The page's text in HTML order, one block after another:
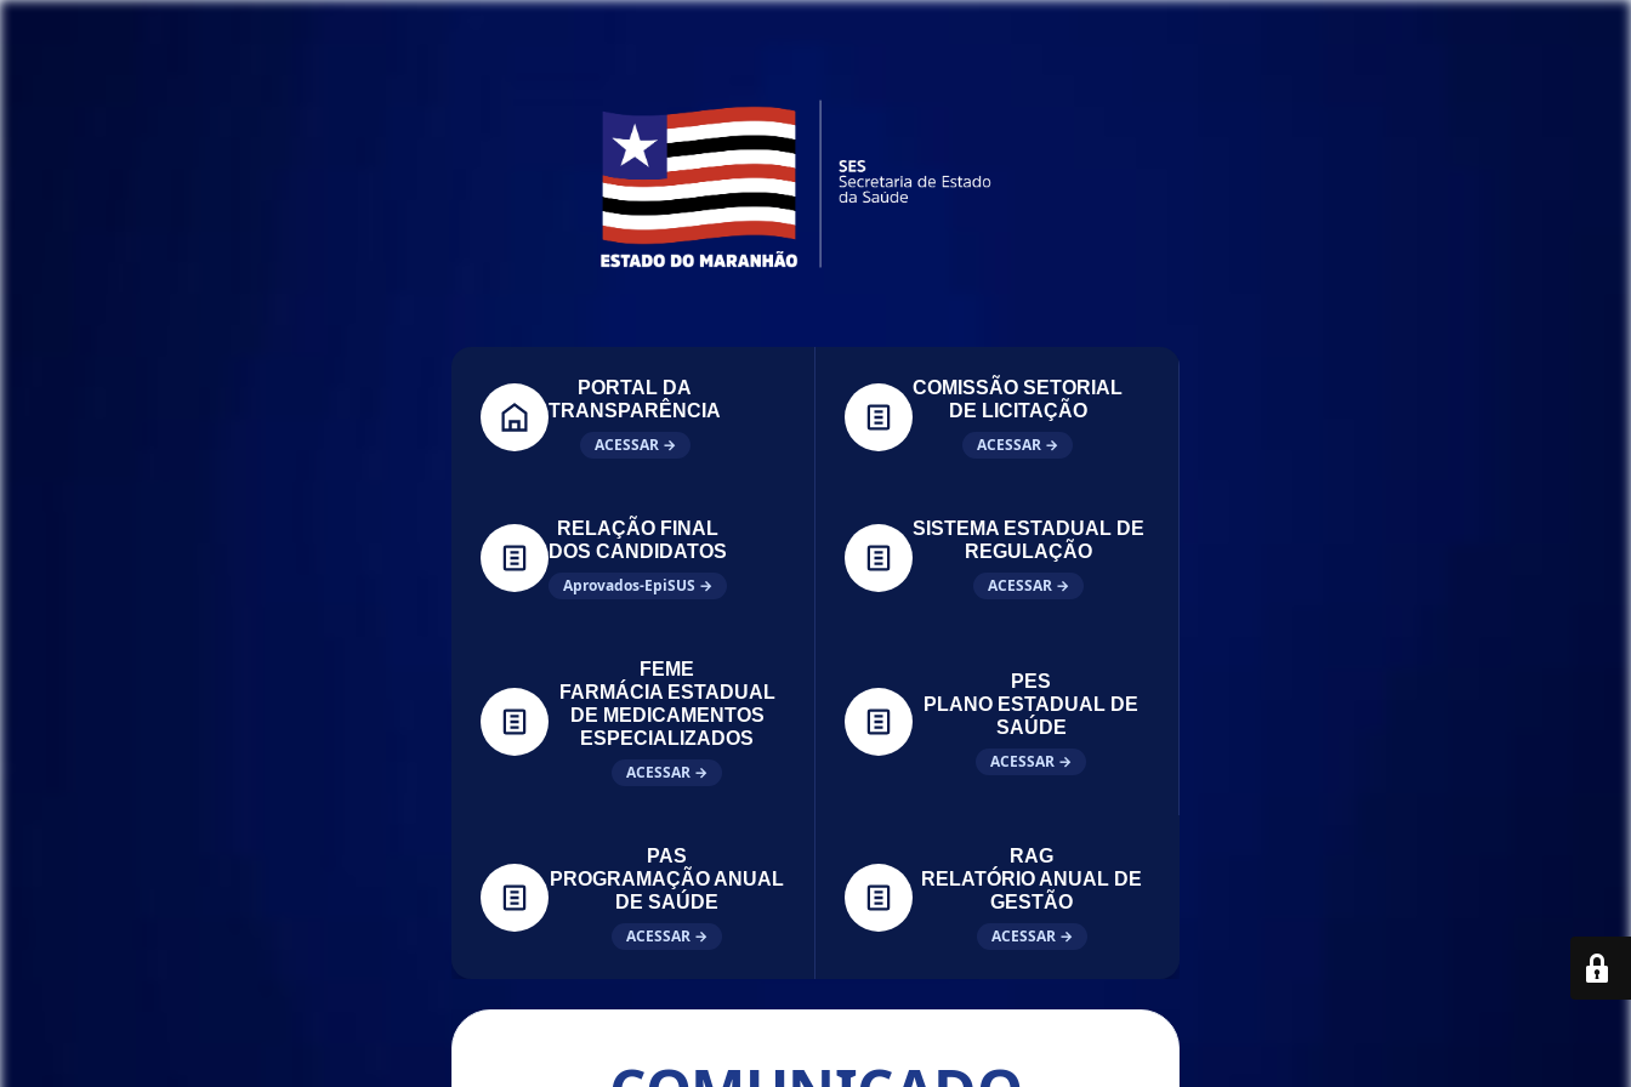
PORTAL DA
TRANSPARÊNCIA
ACESSAR →
COMISSÃO SETORIAL
DE LICITAÇÃO
ACESSAR →
RELAÇÃO FINAL
DOS CANDIDATOS
Aprovados-EpiSUS →
SISTEMA ESTADUAL DE
REGULAÇÃO
ACESSAR →
FEME
FARMÁCIA ESTADUAL
DE MEDICAMENTOS
ESPECIALIZADOS
ACESSAR →
PES
PLANO ESTADUAL DE
SAÚDE
ACESSAR →
PAS
PROGRAMAÇÃO ANUAL
DE SAÚDE
ACESSAR →
RAG
RELATÓRIO ANUAL DE
GESTÃO
ACESSAR →